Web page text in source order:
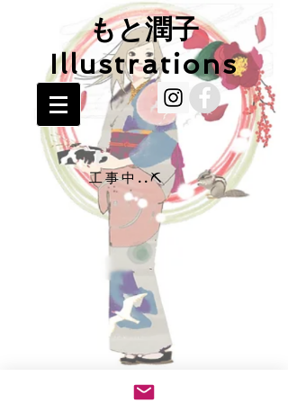
もと潤子
Illustrations
工事中..⛏️